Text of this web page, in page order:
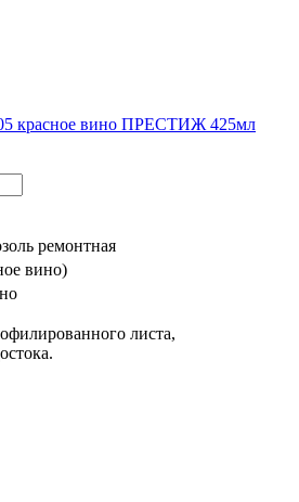
красное вино ПРЕСТИЖ 425мл
ремонтная
вино)
листа,